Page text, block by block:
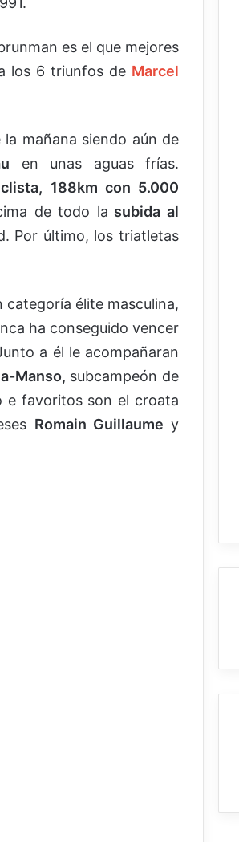
es el que mejores
los 6 triunfos de Marcel
mañana siendo aún de
en unas aguas frías.
188km con 5.000
de todo la subida al
Por último, los triatletas
categoría élite masculina,
ha conseguido vencer
a él le acompañaran
Manso, subcampeón de
e favoritos son el croata
Romain Guillaume y